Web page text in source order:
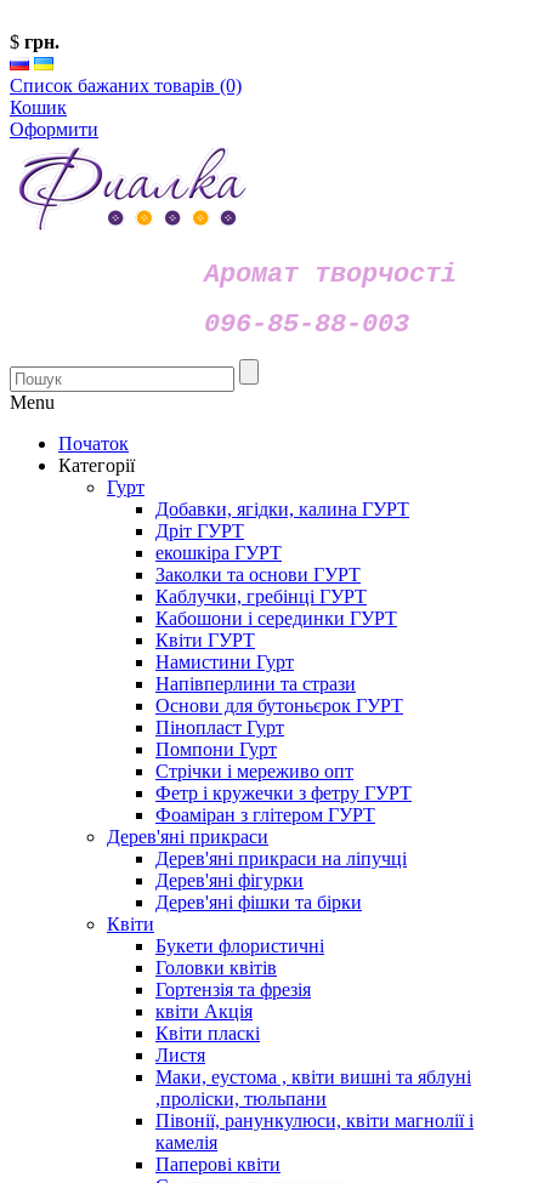
$ грн.
Список бажаних товарів (0)
Кошик
Оформити
Аромат творчості
096-85-88-003
Menu
Початок
Категорії
Гурт
Добавки, ягідки, калина ГУРТ
Дріт ГУРТ
екошкіра ГУРТ
Заколки та основи ГУРТ
Каблучки, гребінці ГУРТ
Кабошони і серединки ГУРТ
Квіти ГУРТ
Намистини Гурт
Напівперлини та стрази
Основи для бутоньєрок ГУРТ
Пінопласт Гурт
Помпони Гурт
Стрічки і мереживо опт
Фетр і кружечки з фетру ГУРТ
Фоаміран з глітером ГУРТ
Дерев'яні прикраси
Дерев'яні прикраси на ліпучці
Дерев'яні фігурки
Дерев'яні фішки та бірки
Квіти
Букети флористичні
Головки квітів
Гортензія та фрезія
квіти Акція
Квіти пласкі
Листя
Маки, еустома , квіти вишні та яблуні
,проліски, тюльпани
Півонії, ранункулюси, квіти магнолії і
камелія
Паперові квіти